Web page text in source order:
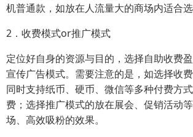
机普通款，如放在人流量大的商场内适合选
2．收费模式or推广模式
定位好自身的资源与目的，选择自助收费
宣传广告模式。需要注意的是，如选择收
同时支持纸币、硬币、微信等多种付费方
费；选择推广模式的放在展会、促销活动
场、高效吸粉的效果。